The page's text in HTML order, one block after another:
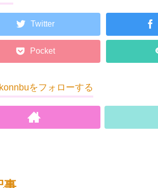
Twitter
Pocket
をフォローする